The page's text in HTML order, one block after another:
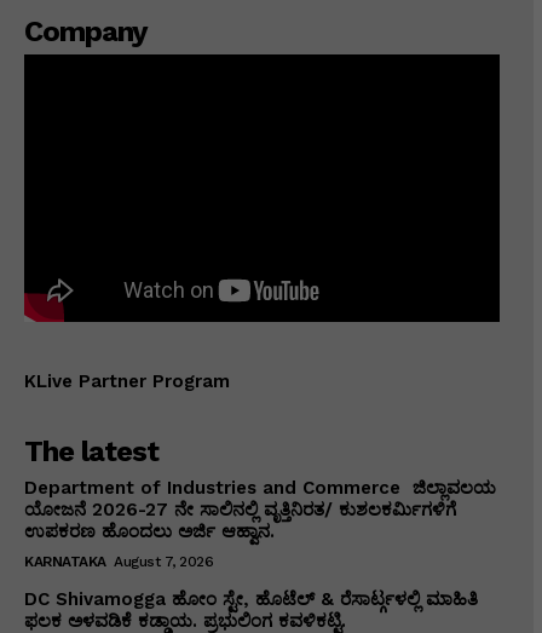
Company
KLive Partner Program
The latest
Department of Industries and Commerce ಜಿಲ್ಲಾವಲಯ
ಯೋಜನೆ 2026-27 ನೇ ಸಾಲಿನಲ್ಲಿ ವೃತ್ತಿನಿರತ/ ಕುಶಲಕರ್ಮಿಗಳಿಗೆ
ಉಪಕರಣ ಹೊಂದಲು ಅರ್ಜಿ ಆಹ್ವಾನ.
KARNATAKA August 7, 2026
DC Shivamogga ಹೋಂ ಸ್ಟೇ, ಹೊಟೆಲ್ & ರೆಸಾರ್ಟ್ಗಳಲ್ಲಿ ಮಾಹಿತಿ
ಫಲಕ ಅಳವಡಿಕೆ ಕಡ್ಡಾಯ. ಪ್ರಭುಲಿಂಗ ಕವಳಿಕಟ್ಟಿ.